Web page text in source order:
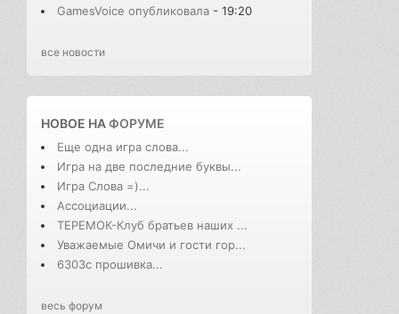
GamesVoice опубликовала - 19:20
все новости
НОВОЕ НАФОРУМЕ
Еще одна игра слова...
Игра на две последние буквы...
Игра Слова =)...
Ассоциации...
ТЕРЕМОК-Клуб братьев наших ...
Уважаемые Омичи и гости гор...
6303с прошивка...
весь форум